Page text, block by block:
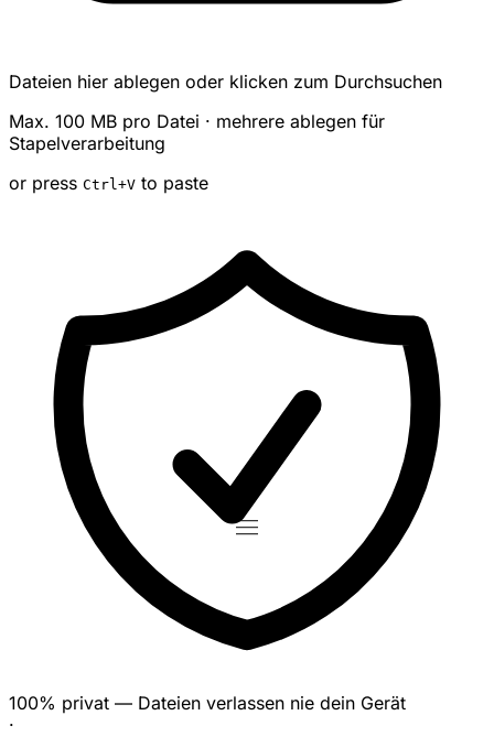
Dateien hier ablegen oder klicken zum Durchsuchen
Max. 100 MB pro Datei · mehrere ablegen für
Stapelverarbeitung
or press Ctrl +V to paste
100% privat — Dateien verlassen nie dein Gerät
·